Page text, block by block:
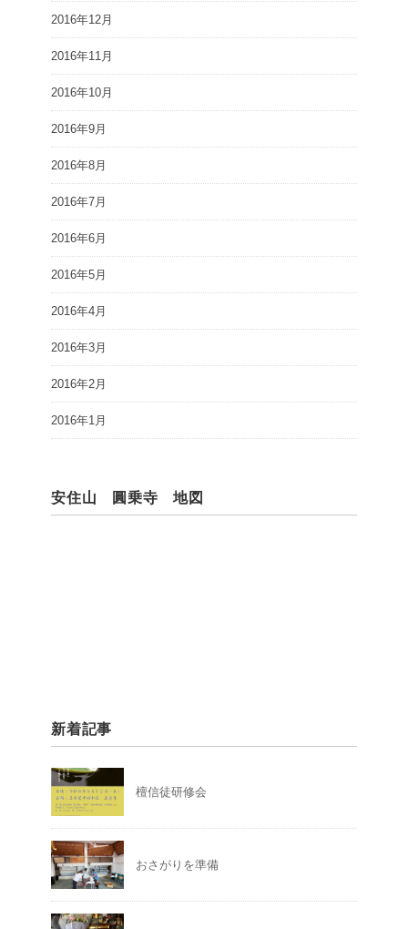
2016年12月
2016年11月
2016年10月
2016年9月
2016年8月
2016年7月
2016年6月
2016年5月
2016年4月
2016年3月
2016年2月
2016年1月
安住山 圓乗寺 地図
新着記事
檀信徒研修会
おさがりを準備